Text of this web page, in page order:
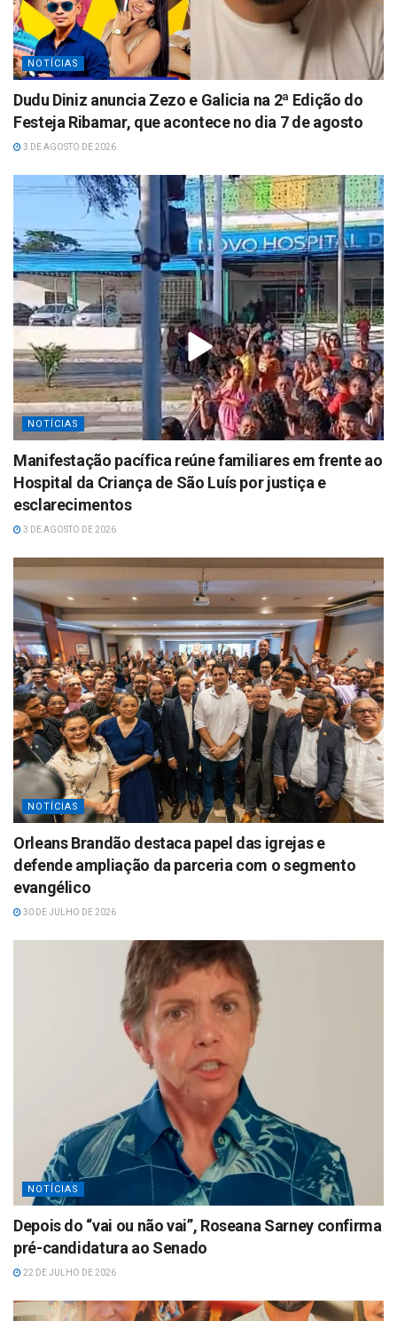
NOTÍCIAS
Dudu Diniz anuncia Zezo e Galicia na 2ª Edição do
Festeja Ribamar, que acontece no dia 7 de agosto
3 DE AGOSTO DE 2026
NOTÍCIAS
Manifestação pacífica reúne familiares em frente ao
Hospital da Criança de São Luís por justiça e
esclarecimentos
3 DE AGOSTO DE 2026
NOTÍCIAS
Orleans Brandão destaca papel das igrejas e
defende ampliação da parceria com o segmento
evangélico
30 DE JULHO DE 2026
NOTÍCIAS
Depois do “vai ou não vai”, Roseana Sarney confirma
pré-candidatura ao Senado
22 DE JULHO DE 2026